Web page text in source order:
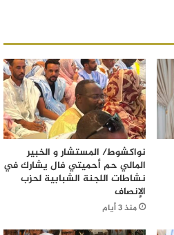
نواكشوط/ المستشار و الخبير
المالي حم أحميتي فال يشارك في
نشاطات اللجنة الشبابية لحزب
الإنصاف
منذ 3 أيام